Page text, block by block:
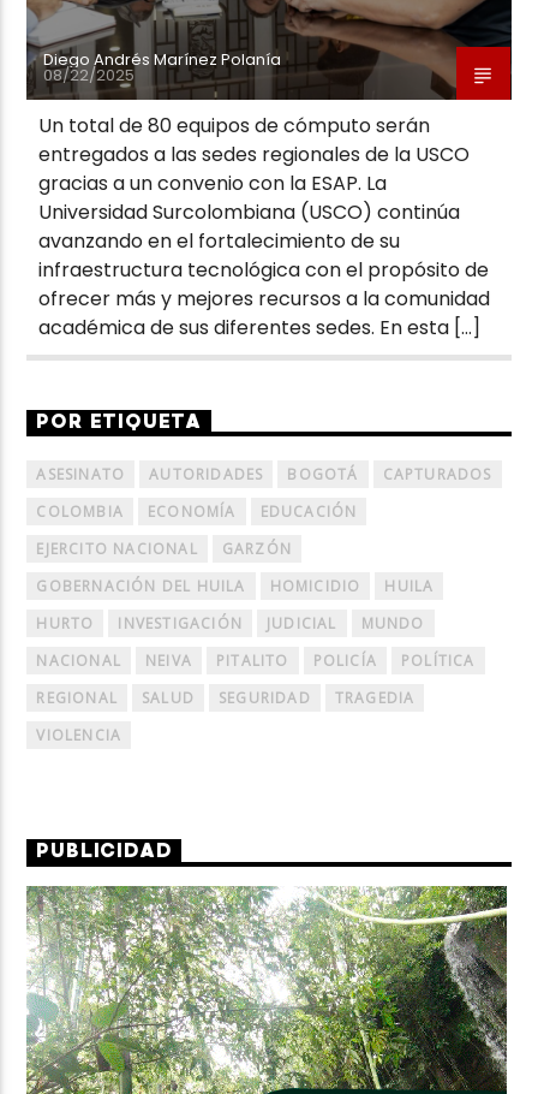
Diego Andrés Marínez Polanía
08/22/2025
Un total de 80 equipos de cómputo serán
entregados a las sedes regionales de la USCO
gracias a un convenio con la ESAP. La
Universidad Surcolombiana (USCO) continúa
avanzando en el fortalecimiento de su
infraestructura tecnológica con el propósito de
ofrecer más y mejores recursos a la comunidad
académica de sus diferentes sedes. En esta […]
POR ETIQUETA
ASESINATO AUTORIDADES BOGOTÁ
CAPTURADOS
COLOMBIA
ECONOMÍA
EDUCACIÓN
EJERCITO NACIONAL
GARZÓN
GOBERNACIÓN DEL HUILA
HOMICIDIO
HUILA
HURTO
INVESTIGACIÓN JUDICIAL
MUNDO
NACIONAL
NEIVA PITALITO POLICÍA
POLÍTICA
REGIONAL
SALUD SEGURIDAD
TRAGEDIA
VIOLENCIA
PUBLICIDAD